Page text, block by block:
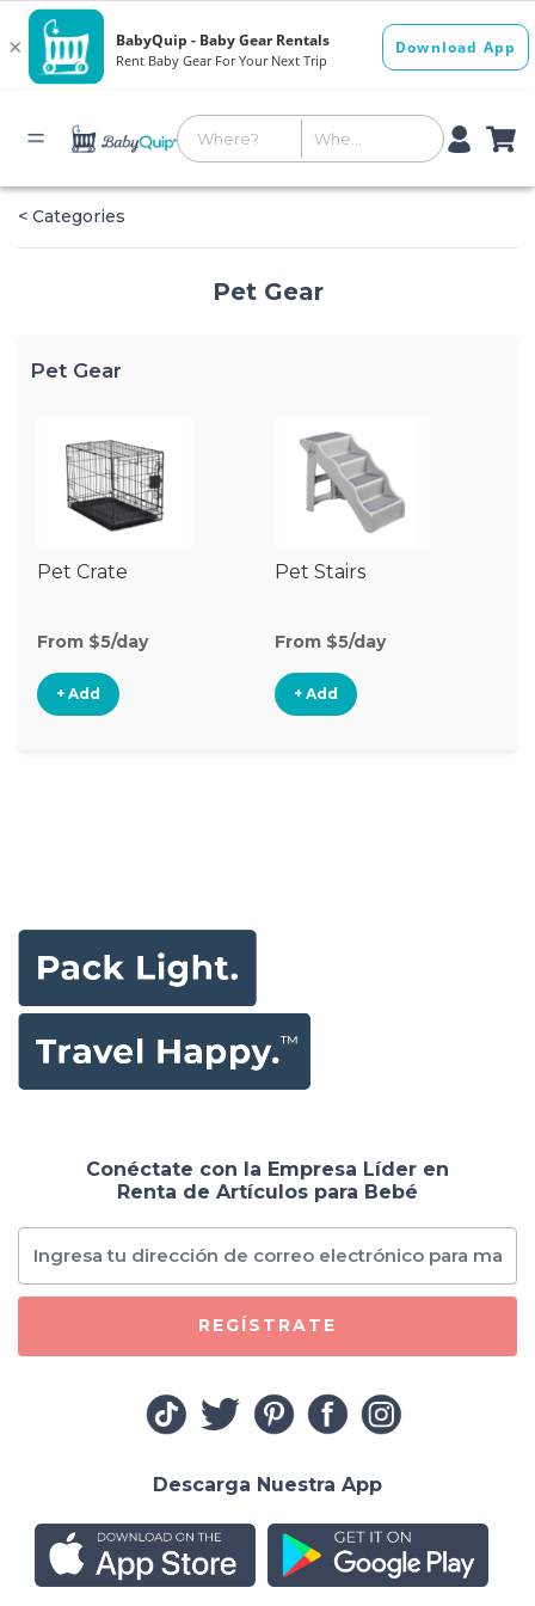
< Categories
Pet Gear
Pet Gear
Pet Crate
From $5/day
+ Add
Pet Stairs
From $5/day
+ Add
Conéctate con la Empresa Líder en
Renta de Artículos para Bebé
REGÍSTRATE
Descarga Nuestra App